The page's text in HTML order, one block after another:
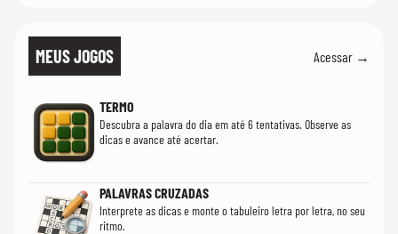
MEUS JOGOS Acessar →
TERMO
Descubra a palavra do dia em até 6 tentativas. Observe as
dicas e avance até acertar.
PALAVRAS CRUZADAS
Interprete as dicas e monte o tabuleiro letra por letra, no seu
ritmo.